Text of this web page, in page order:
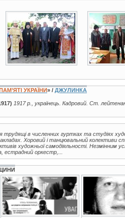
3 фото 3 фото
УКРАЇНИ» / ДЖУЛИНКА
1917 р., українець. Кадровий. Ст.
трудящі в численних гуртках та студіях
Хоровий і танцювальний колективи
художньої самодіяльності. Незмінним
естрадний оркестр,...